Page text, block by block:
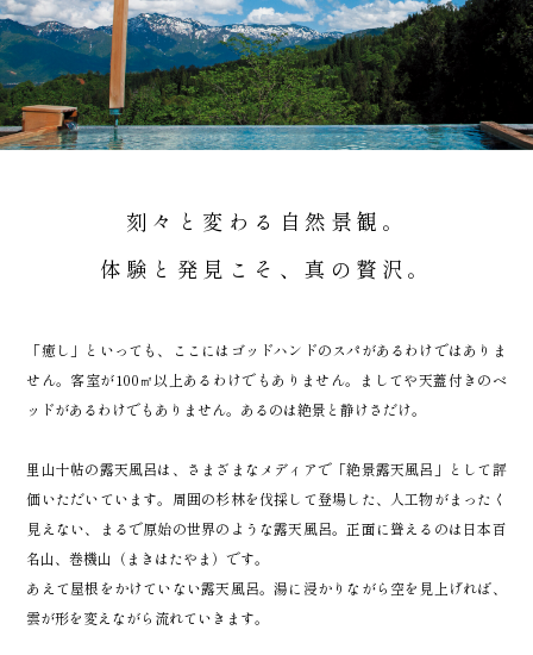
刻々と変わる自然景観。
体験と発見こそ、真の贅沢。
「癒し」といっても、ここにはゴッドハンドのスパがあるわけではありま
せん。客室が100㎡以上あるわけでもありません。ましてや天蓋付きのベ
ッドがあるわけでもありません。あるのは絶景と静けさだけ。
里山十帖の露天風呂は、さまざまなメディアで「絶景露天風呂」として評
価いただいています。周囲の杉林を伐採して登場した、人工物がまったく
見えない、まるで原始の世界のような露天風呂。正面に聳えるのは日本百
名山、巻機山（まきはたやま）です。
あえて屋根をかけていない露天風呂。湯に浸かりながら空を見上げれば、
雲が形を変えながら流れていきます。